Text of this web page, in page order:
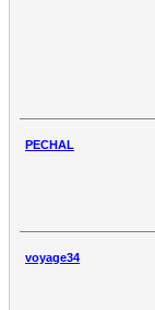
PECHAL
voyage34